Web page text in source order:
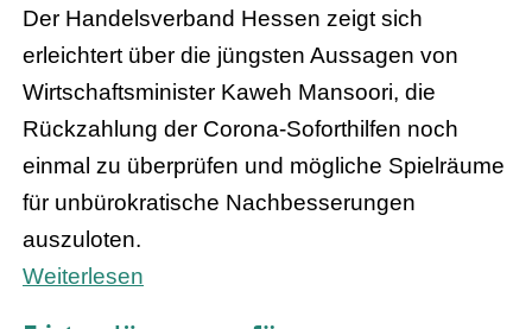
Der Handelsverband Hessen zeigt sich
erleichtert über die jüngsten Aussagen von
Wirtschaftsminister Kaweh Mansoori, die
Rückzahlung der Corona-Soforthilfen noch
einmal zu überprüfen und mögliche Spielräume
für unbürokratische Nachbesserungen
auszuloten.
Weiterlesen